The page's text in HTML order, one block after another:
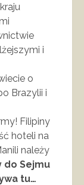
i
o
Brazylii i
Filipiny
hoteli na
należy
do Sejmu
tu…